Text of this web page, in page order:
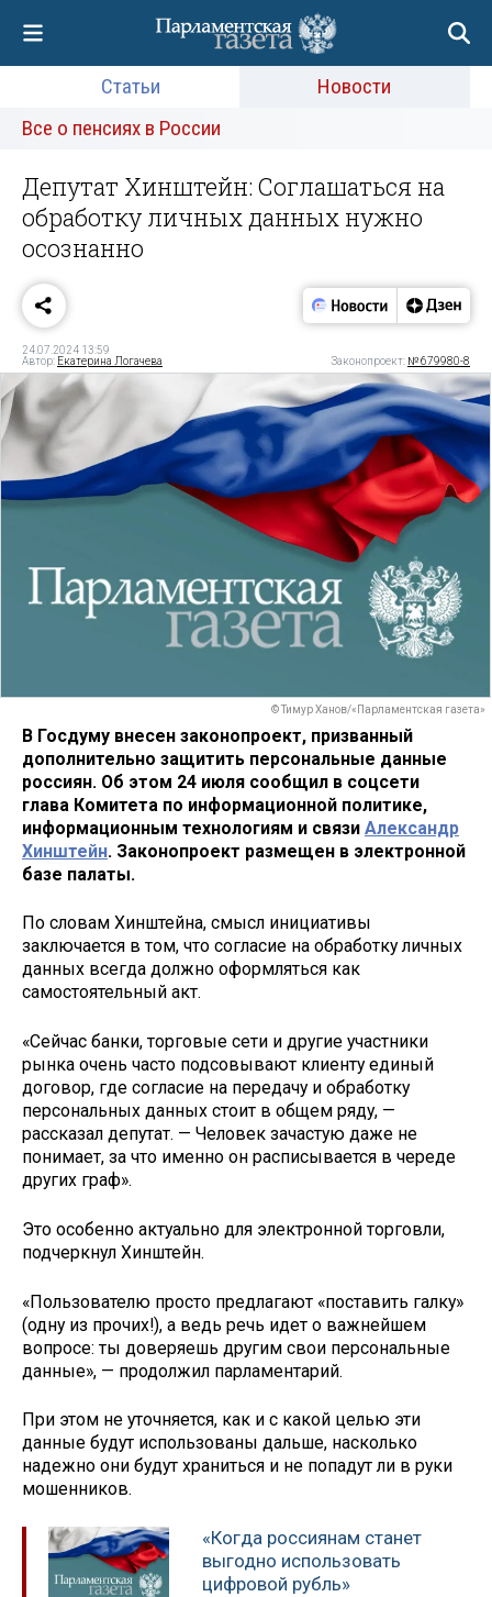
Статьи
Новости
Все о пенсиях в России
Депутат Хинштейн: Соглашаться на
обработку личных данных нужно
осознанно
24.07.2024 13:59
Автор: Екатерина Логачева Законопроект: № 679980-8
© Тимур Ханов/«Парламентская газета»
В Госдуму внесен законопроект, призванный
дополнительно защитить персональные данные
россиян. Об этом 24 июля сообщил в соцсети
глава Комитета по информационной политике,
информационным технологиям и связи Александр
Хинштейн. Законопроект размещен в электронной
базе палаты.
По словам Хинштейна, смысл инициативы
заключается в том, что согласие на обработку личных
данных всегда должно оформляться как
самостоятельный акт.
«Сейчас банки, торговые сети и другие участники
рынка очень часто подсовывают клиенту единый
договор, где согласие на передачу и обработку
персональных данных стоит в общем ряду, —
рассказал депутат. — Человек зачастую даже не
понимает, за что именно он расписывается в череде
других граф».
Это особенно актуально для электронной торговли,
подчеркнул Хинштейн.
«Пользователю просто предлагают «поставить галку»
(одну из прочих!), а ведь речь идет о важнейшем
вопросе: ты доверяешь другим свои персональные
данные», — продолжил парламентарий.
При этом не уточняется, как и с какой целью эти
данные будут использованы дальше, насколько
надежно они будут храниться и не попадут ли в руки
мошенников.
«Когда россиянам станет
выгодно использовать
цифровой рубль»